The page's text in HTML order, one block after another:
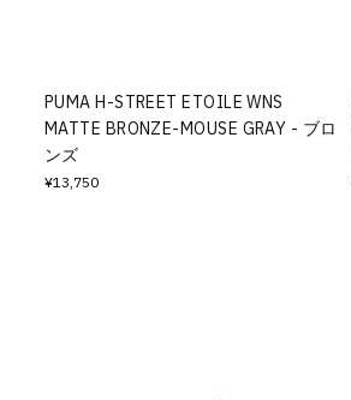
PUMA H-STREET ETOILE WNS
MATTE BRONZE-MOUSE GRAY - ブロ
ンズ
¥13,750